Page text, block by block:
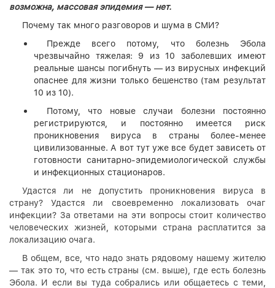
возможна, массовая эпидемия — нет.
Почему так много разговоров и шума в СМИ?
Прежде всего потому, что болезнь Эбола
чрезвычайно тяжелая: 9 из 10 заболевших имеют
реальные шансы погибнуть — из вирусных инфекций
опаснее для жизни только бешенство (там результат
10 из 10).
Потому, что новые случаи болезни постоянно
регистрируются, и постоянно имеется риск
проникновения вируса в страны более-менее
цивилизованные. А вот тут уже все будет зависеть от
готовности санитарно-эпидемиологической службы
и инфекционных стационаров.
Удастся ли не допустить проникновения вируса в
страну? Удастся ли своевременно локализовать очаг
инфекции? За ответами на эти вопросы стоит количество
человеческих жизней, которыми страна расплатится за
локализацию очага.
В общем, все, что надо знать рядовому нашему жителю
— так это то, что есть страны (см. выше), где есть болезнь
Эбола. И если вы туда собрались или общаетесь с теми,